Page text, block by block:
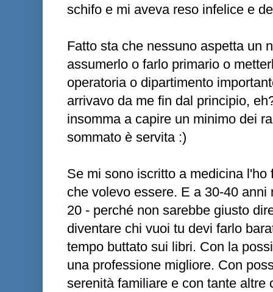
schifo e mi aveva reso infelice e
Fatto sta che nessuno aspetta un
assumerlo o farlo primario o
operatoria o dipartimento
arrivavo da me fin dal principio,
insomma a capire un minimo dei
sommato è servita :)
Se mi sono iscritto a medicina
che volevo essere. E a 30-40
20 - perché non sarebbe giusto
diventare chi vuoi tu devi farlo
tempo buttato sui libri. Con la
una professione migliore. Con
serenità familiare e con tante altre